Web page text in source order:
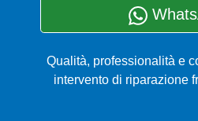
Qualità, professionalità e
intervento di riparazione